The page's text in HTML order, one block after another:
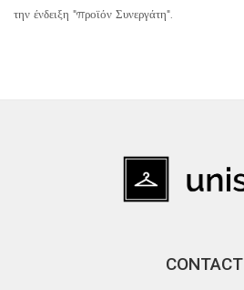
την ένδειξη "προϊόν Συνεργάτη".
CONTACT